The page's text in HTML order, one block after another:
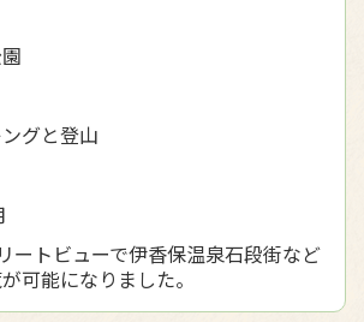
グと登山
ートビューで伊香保温泉石段街など
可能になりました。